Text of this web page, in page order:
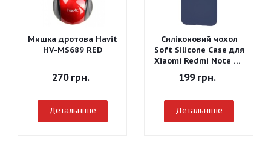
Мишка дротова Havit
HV-MS689 RED
270грн.
Детальніше
Силіконовий чохол
Soft Silicone Case для
Xiaomi Redmi Note 7 -
Graphite Gray
199грн.
Детальніше